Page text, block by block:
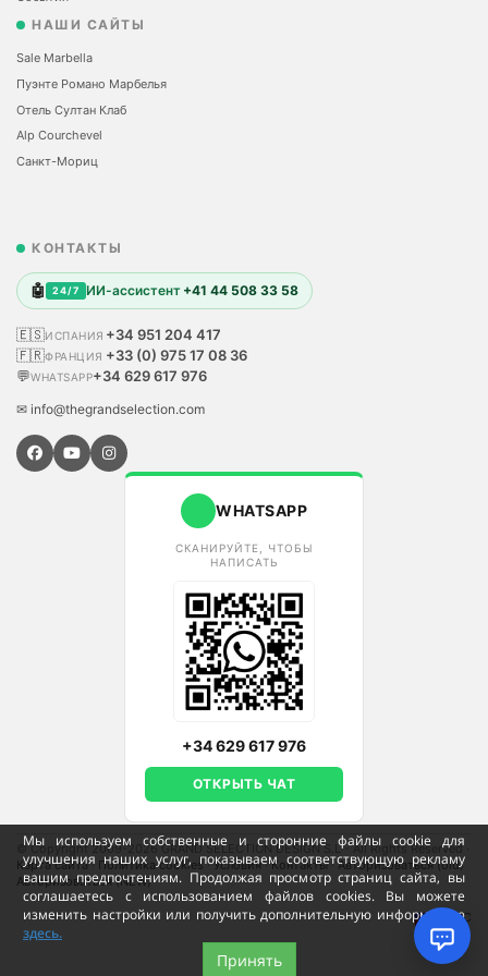
Мы используем собственные и сторонние файлы cookie для
улучшения наших услуг, показываем соответствующую рекламу
вашим предпочтениям. Продолжая просмотр страниц сайта, вы
соглашаетесь с использованием файлов cookies. Вы можете
изменить настройки или получить дополнительную информацию
здесь.
Принять
НАШИ САЙТЫ
Sale Marbella
Пуэнте Романо Марбелья
Отель Султан Клаб
Alp Courchevel
Санкт-Мориц
КОНТАКТЫ
🤖 24/7 ИИ-ассистент +41 44 508 33 58
🇪🇸ИСПАНИЯ +34 951 204 417
🇫🇷ФРАНЦИЯ +33 (0) 975 17 08 36
💬WHATSAPP+34 629 617 976
✉ info@thegrandselection.com
WHATSAPP
СКАНИРУЙТЕ, ЧТОБЫ
НАПИСАТЬ
+34 629 617 976
ОТКРЫТЬ ЧАТ
© Copyright 2009-2026 GRAND SELECTION DESIGN S.L - All Rights Reserved
Карта сайта· Политика cookies·Условия·Контакты ·Авторизоваться (old)
Авторизоваться (NEW)
РУС